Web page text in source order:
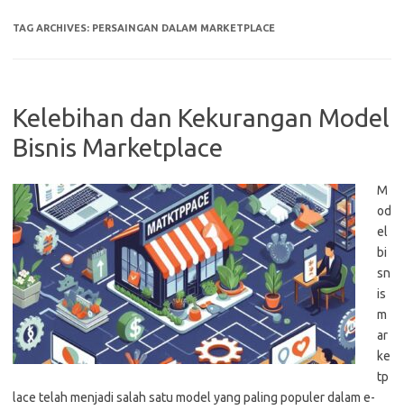
TAG ARCHIVES: PERSAINGAN DALAM MARKETPLACE
Kelebihan dan Kekurangan Model
Bisnis Marketplace
M
od
el
bi
sn
is
m
ar
ke
tp
lace telah menjadi salah satu model yang paling populer dalam e-